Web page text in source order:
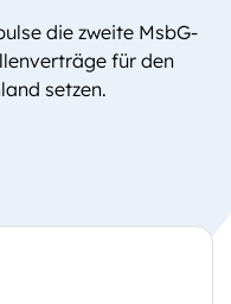
die zweite MsbG-
für den
setzen.